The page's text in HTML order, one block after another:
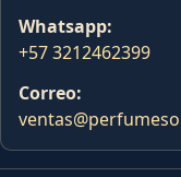
Whatsapp:
+57 3212462399
Correo: